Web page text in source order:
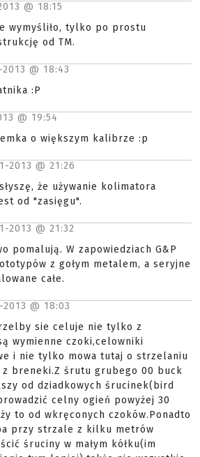
@ 18:15
wymyśliło, tylko po prostu
od TM.
@ 18:43
:P
@ 19:54
o większym kalibrze :p
2013 @ 21:26
że używanie kolimatora
od "zasięgu".
2013 @ 21:32
pomalują. W zapowiedziach G&P
z gołym metalem, a seryjne
całe.
@ 18:03
sie celuje nie tylko z
wymienne czoki,celowniki
i nie tylko mowa tutaj o strzelaniu
z breneki.Z śrutu grubego 00 buck
od dziadkowych śrucinek(bird
celny ogień powyżej 30
to od wkręconych czoków.Ponadto
przy strzale z kilku metrów
śruciny w małym kółku(im